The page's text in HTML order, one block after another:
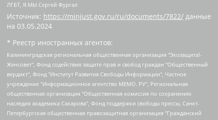
ЛГБТ, Я.МЫ Сергей Фургал
Источник: https://minjust.gov.ru/ru/documents/7822/ данные
на 03.05.2024
* Реестр иностранных агентов:
Калининградская региональная общественная организация "Экозащита!-Женсовет", Фонд содействия защите прав и свобод граждан "Общественный вердикт", Фонд "Институт Развития Свободы Информации", Частное учреждение "Информационное агентство МЕМО. РУ", Региональная общественная организация "Общественная комиссия по сохранению наследия академика Сахарова", Фонд поддержки свободы прессы, Санкт-Петербургская общественная правозащитная организация "Гражданский контроль", Межрегиональная общественная организация "Информационно-просветительский центр "Мемориал", Региональный Фонд "Центр Защиты Прав Средств Массовой Информации", с 05.12.2023 Фонд "Центр Защиты Прав Средств массовой информации", Региональная общественная благотворительная организация помощи беженцам и мигрантам "Гражданское содействие", Негосударственное образовательное учреждение дополнительного профессионального образования (повышение квалификации) специалистов "АКАДЕМИЯ ПО ПРАВАМ ЧЕЛОВЕКА", Свердловская региональная общественная организация "Сутяжник", Автономная некоммерческая организация "Центр независимых социологических исследований", Союз общественных объединений "Российский исследовательский центр по правам человека", Региональное общественное учреждение научно-информационный центр "МЕМОРИАЛ", Некоммерческая организация "Фонд защиты гласности", Автономная некоммерческая организация "Институт прав человека", Городская общественная организация "Екатеринбургское общество "МЕМОРИАЛ", Городская общественная организация "Рязанское историко-просветительское и правозащитное общество "Мемориал" (Рязанский Мемориал), Челябинский региональный орган общественной самодеятельности – женское общественное объединение "Женщины Евразии", Челябинский региональный орган общественной самодеятельности "Уральская правозащитная группа", Фонд содействия защите здоровья и социальной справедливости имени Андрея Рылькова, Автономная Некоммерческая Организация "Аналитический Центр Юрия Левады", Автономная некоммерческая организация социальной поддержки населения "Проект Апрель", Региональная общественная организация помощи женщинам и детям, находящимся в кризисной ситуации "Информационно-методический центр "Анна", Фонд содействия развитию массовых коммуникаций и правовому просвещению "Так-так-Так", Фонд содействия устойчивому развитию "Серебряная тайга", Свердловский региональный общественный фонд социальных проектов "Новое время", "Idel.Реалии", Кавказ.Реалии, Крым.Реалии, Телеканал Настоящее Время, Татаро-башкирская служба Радио Свобода (Azatliq Radiosi), Радио Свободная Европа/Радио Свобода (PCE/PC), "Сибирь.Реалии", "Фактограф", Благотворительный фонд помощи осужденным и их семьям, Автономная некоммерческая организация "Институт глобализации и социальных движений", Фонд "В защиту прав заключенных", Частное учреждение "Центр поддержки и содействия развитию средств массовой информации", Пензенский региональный общественный благотворительный фонд "Гражданский союз", "Север.Реалии", Некоммерческая организация Фонд "Правовая инициатива", Общество с ограниченной ответственностью "Радио Свободная Европа/Радио Свобода", Чешское информационное агентство "MEDIUM-ORIENT", Красноярская региональная общественная организация "Мы против СПИДа", Камалягин Денис Николаевич, Маркелов Сергей Евгеньевич, Пономарев Лев Александрович, Савицкая Людмила Алексеевна, Автономная некоммерческая организация "Центр по работе с проблемой насилия "НАСИЛИЮ.НЕТ", Межрегиональный профессиональный союз работников здравоохранения "Альянс врачей", Юридическое лицо, зарегистрированное в Латвийской Республике, SIA "Medusa Project" (регистрационный номер 40103797863, дата регистрации 10.06.2014), Некоммерческая организация "Фонд по борьбе с коррупцией", Автономная некоммерческая организация "Институт права и публичной политики", Баданин Роман Сергеевич, Гликин Максим Александрович, Железнова Мария Михайловна, Лукьянова Юлия Сергеевна, Маетная Елизавета Витальевна, Маняхин Петр Борисович, Чуракова Ольга Владимировна, Ярош Юлия Петровна, Юридическое лицо "The Insider SIA", зарегистрированное в Риге, Латвийская Республика (дата регистрации 26.06.2015), являющееся администратором доменного имени интернет-издания "The Insider SIA", https://theins.ru, Постернак Алексей Евгеньевич, Рубин Михаил Аркадьевич, Анин Роман Александрович, Юридическое лицо Istories fonds, зарегистрированное в Латвийской Республике (регистрационный номер 50008295751, дата регистрации 24.02.2020), Великовский Дмитрий Александрович, Долинина Ирина Николаевна, Мароховская Алеся Алексеевна, Шлейнов Роман Юрьевич, Шмагун Олеся Валентиновна, Общество с ограниченной ответственностью "Альтаир 2021", Общество с ограниченной ответственностью "Вега 2021", Общество с ограниченной ответственностью "Главный редактор 2021", Общество с ограниченной ответственностью "Ромашки монолит", Важенков Артем Валерьевич, Ивановская областная общественная организация "Центр гендерных исследований", Гурман Юрий Альбертович, Медиапроект "ОВД-Инфо", Егоров Владимир Владимирович, Жилинский Владимир Александрович, Общество с ограниченной ответственностью "ЗП", Иванова София Юрьевна, Карезина Инна Павловна, Кильтау Екатерина Викторовна, Петров Алексей Викторович, Пискунов Сергей Евгеньевич, Смирнов Сергей Сергеевич, Тихонов Михаил Сергеевич, Общество с ограниченной ответственностью "ЖУРНАЛИСТ-ИНОСТРАННЫЙ АГЕНТ", Арапова Галина Юрьевна, Вольтская Татьяна Анатольевна, Американская компания "Mason G.E.S. Anonymous Foundation" (США), являющаяся владельцем интернет-издания https://mnews.world/, Компания "Stichting Bellingcat", зарегистрированная в Нидерландах (дата регистрации 11.07.2018), Захаров Андрей Вячеславович, Клепиковская Екатерина Дмитриевна, Общество с ограниченной ответственностью "МЕМО", Перл Роман Александрович, Симонов Евгений Алексеевич, Соловьева Елена Анатольевна, Сотников Даниил Владимирович, Сурначева Елизавета Дмитриевна, Автономная некоммерческая организация по защите прав человека и информированию населения "Якутия – Наше Мнение", Общество с ограниченной ответственностью "Москоу диджитал медиа", с 26.01.2023 Общество с ограниченной ответственностью "Чайка Белые сады", Ветошкина Валерия Валерьевна, Заговора Максим Александрович, Межрегиональное общественное движение "Российская ЛГБТ - сеть", Оленичев Максим Владимирович, Павлов Иван Юрьевич, Скворцова Елена Сергеевна, Общество с ограниченной ответственностью "Как бы инагент", Кочетков Игорь Викторович, Общество с ограниченной ответственностью "Честные выборы", Еланчик Олег Александрович, Общество с ограниченной ответственностью "Нобелевский призыв", Гималова Регина Эмилевна, Григорьев Андрей Валерьевич, Григорьева Алина Александровна, Ассоциация по содействию защите прав призывников, альтернативнослужащих и военнослужащих "Правозащитная группа "Гражданин.Армия.Право", Хисамова Регина Фаритовна, Автономная некоммерческая организация по реализации социально-правовых программ "Лилит", Дальневосточное общественное движение "Маяк", Санкт-Петербургская ЛГБТ-инициативная группа "Выход", Инициативная группа ЛГБТ+ "Реверс", Алексеев Андрей Викторович, Бекбулатова Таисия Львовна, Беляев Иван Михайлович, Владыкина Елена Сергеевна, Гельман Марат Александрович, Никульшина Вероника Юрьевна, Толоконникова Надежда Андреевна, Шендерович Виктор Анатольевич, Общество с ограниченной ответственностью "Данное сообщение", Общество с ограниченной ответственностью Издательский дом "Новая глава", Айнбиндер Александра Александровна, Московский комьюнити-центр для ЛГБТ+инициатив, Благотворительный фонд развития филантропии, Deutsche Welle (Германия, Kurt-Schumacher-Strasse 3, 53113 Bonn), Борзунова Мария Михайловна, Воробьев Виктор Викторович, Голубева Анна Львовна, Константинова Алла Михайловна, Малкова Ирина Владимировна, Мурадов Мурад Абдулгалимович, Осетинская Елизавета Николаевна, Понасенков Евгений Николаевич, Ганапольский Матвей Юрьевич, Киселев Евгений Алексеевич, Борухович Ирина Григорьевна, Дремин Иван Тимофеевич, Дубровский Дмитрий Викторович, Красноярская региональная общественная организация поддержки и развития альтернативных образовательных технологий и межкультурных коммуникаций "ИНТЕРРА", Маяковская Екатерина Алексеевна, Фейгин Марк Захарович, Филимонов Андрей Викторович, Дзугкоева Регина Николаевна, Доброхотов Роман Александрович, Дудь Юрий Александрович, Елкин Сергей Владимирович, Кругликов Кирилл Игоревич, Сабунаева Мария Леонидовна, Семенов Алексей Владимирович, Шаинян Карен Багратович, Шульман Екатерина Михайловна, Асафьев Артур Валерьевич, Вахштайн Виктор Семенович, Венедиктов Алексей Алексеевич, Лушникова Екатерина Евгеньевна, Волков Леонид Михайлович, Невзоров Александр Глебович, Пархоменко Сергей Борисович, Сироткин Ярослав Николаевич, Кара-Мурза Владимир Владимирович, Баранова Наталья Владимировна, Гозман Леонид Яковлевич, Кагарлицкий Борис Юльевич, Климарев Михаил Валерьевич, Милов Владимир Станиславович, Автономная некоммерческая организация Краснодарский центр современного искусства "Типография", Моргенштерн Алишер Тагирович, Соболь Любовь Эдуардовна, Общество с ограниченной ответственностью "ЛИЗА НОРМ", Каспаров Гарри Кимович, Ходорковский Михаил Борисович, Общество с ограниченной ответственностью "Апрельские тезисы", Данилович Ирина Брониславовна, Кашин Олег Владимирович, Петров Николай Владимирович, Пивоваров Алексей Владимирович, Соколов Михаил Владимирович, Цветкова Юлия Владимировна, Чичваркин Евгений Александрович, Комитет против пыток/Команда против пыток, Общество с ограниченной ответственностью "Первый научный", Общество с ограниченной ответственностью "Вертолет и ко", Белоцерковская Вероника Борисовна, Кац Максим Евгеньевич, Лазарева Татьяна Юрьевна, Шаведдинов Руслан Табризович, Яшин Илья Валерьевич, Общество с ограниченной ответственностью "Иноагент ААВ", Алешковский Дмитрий Петрович, Альбац Евгения Марковна, Быков Дмитрий Львович, Галямина Юлия Евгеньевна, Лойко Сергей Леонидович, Мартынов Кирилл Константинович, Медведев Сергей Александрович, Крашенинников Федор Геннадиевич, Гордеева Катерина Вл